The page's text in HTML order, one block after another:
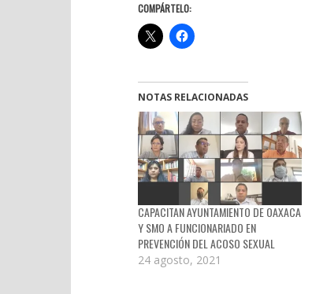
COMPÁRTELO:
NOTAS RELACIONADAS
CAPACITAN AYUNTAMIENTO DE OAXACA
Y SMO A FUNCIONARIADO EN
PREVENCIÓN DEL ACOSO SEXUAL
24 agosto, 2021